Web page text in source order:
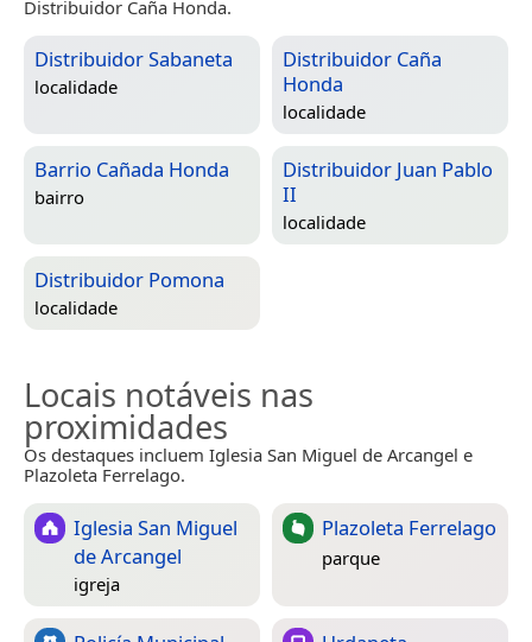
Distribuidor Caña Honda.
Distribuidor Sabaneta
localidade
Distribuidor Caña
Honda
localidade
Barrio Cañada Honda
bairro
Distribuidor Juan Pablo
II
localidade
Distribuidor Pomona
localidade
Locais notáveis nas
proximidades
Os destaques incluem Iglesia San Miguel de Arcangel e
Plazoleta Ferrelago.
Iglesia San Miguel
de Arcangel
igreja
Plazoleta Ferrelago
parque